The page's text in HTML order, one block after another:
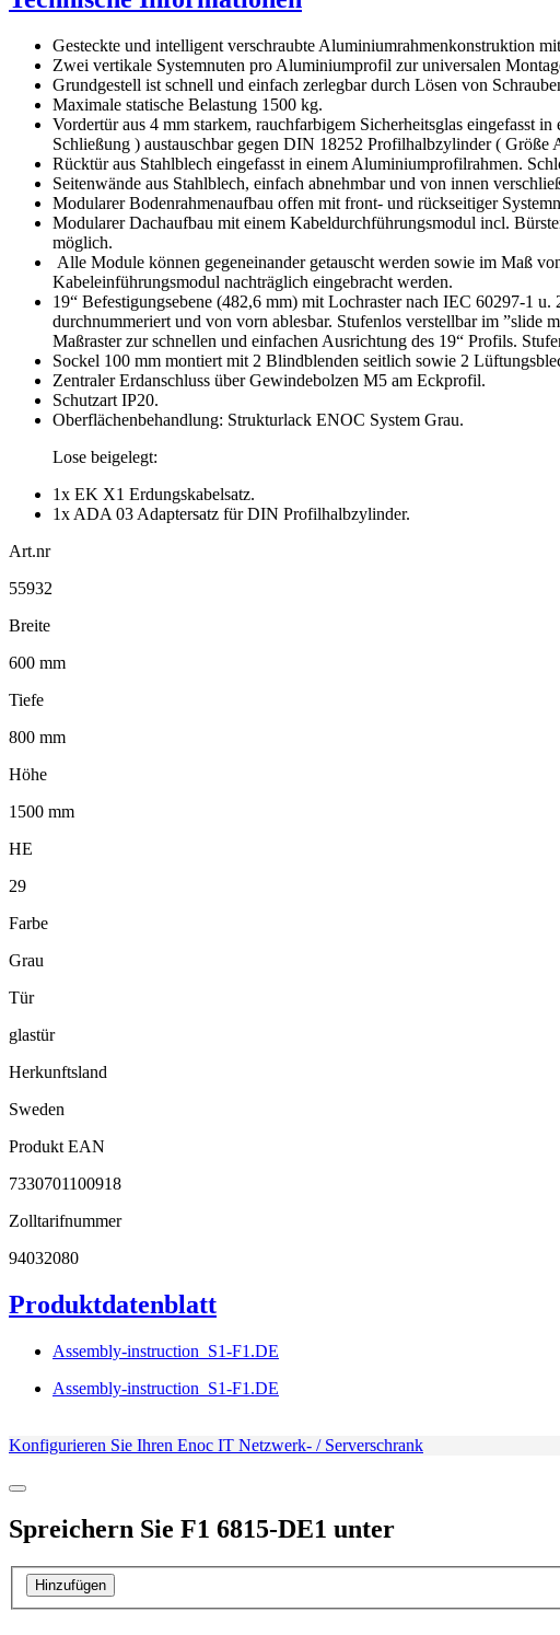
Gesteckte und intelligent verschraubte Aluminiumrahmenkonstruktion
Zwei vertikale Systemnuten pro Aluminiumprofil zur universalen
Grundgestell ist schnell und einfach zerlegbar durch Lösen von
Maximale statische Belastung 1500 kg.
Vordertür aus 4 mm starkem, rauchfarbigem Sicherheitsglas
Schließung ) austauschbar gegen DIN 18252 Profilhalbzylinder (
Rücktür aus Stahlblech eingefasst in einem Aluminiumprofilrahmen.
Seitenwände aus Stahlblech, einfach abnehmbar und von innen
Modularer Bodenrahmenaufbau offen mit front- und rückseitiger
Modularer Dachaufbau mit einem Kabeldurchführungsmodul incl.
möglich.
Alle Module können gegeneinander getauscht werden sowie im Maß
Kabeleinführungsmodul nachträglich eingebracht werden.
19“ Befestigungsebene (482,6 mm) mit Lochraster nach IEC 60297-1
durchnummeriert und von vorn ablesbar. Stufenlos verstellbar im ”slide
Maßraster zur schnellen und einfachen Ausrichtung des 19“ Profils.
Sockel 100 mm montiert mit 2 Blindblenden seitlich sowie 2
Zentraler Erdanschluss über Gewindebolzen M5 am Eckprofil.
Schutzart IP20.
Oberflächenbehandlung: Strukturlack ENOC System Grau.
Lose beigelegt:
1x EK X1 Erdungskabelsatz.
1x ADA 03 Adaptersatz für DIN Profilhalbzylinder.
Art.nr
55932
Breite
600 mm
Tiefe
800 mm
Höhe
1500 mm
HE
29
Farbe
Grau
Tür
glastür
Herkunftsland
Sweden
Produkt EAN
7330701100918
Zolltarifnummer
94032080
Produktdatenblatt
Assembly-instruction_S1-F1.DE
Assembly-instruction_S1-F1.DE
Konfigurieren Sie Ihren Enoc IT Netzwerk- / Serverschrank
Spreichern Sie F1 6815-DE1 unter
Hinzufügen